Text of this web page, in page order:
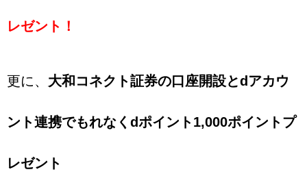
レゼント！
更に、 大和コネクト証券の口座開設とdアカウ
ント連携でもれなくdポイント1,000ポイントプ
レゼント